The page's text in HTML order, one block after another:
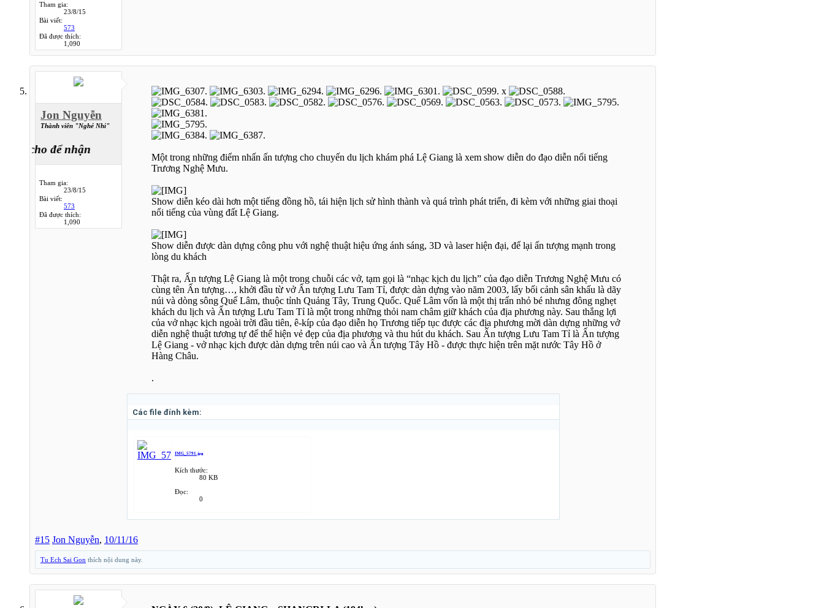
Tham gia:
23/8/15
Bài viết:
573
Đã được thích:
1,090
Jon Nguyễn
Thành viên "Nghé Nhi"
cho để nhận
Tham gia:
23/8/15
Bài viết:
573
Đã được thích:
1,090
x
Một trong những điểm nhấn ấn tượng cho chuyến du lịch khám phá Lệ Giang là xem show diễn do đạo diễn nổi tiếng
Trương Nghệ Mưu.
Show diễn kéo dài hơn một tiếng đồng hồ, tái hiện lịch sử hình thành và quá trình phát triển, đi kèm với những giai thoại
nổi tiếng của vùng đất Lệ Giang.
Show diễn được dàn dựng công phu với nghệ thuật hiệu ứng ánh sáng, 3D và laser hiện đại, để lại ấn tượng mạnh trong
lòng du khách
Thật ra, Ấn tượng Lệ Giang là một trong chuỗi các vở, tạm gọi là “nhạc kịch du lịch” của đạo diễn Trương Nghệ Mưu có
cùng tên Ấn tượng…, khởi đầu từ vở Ấn tượng Lưu Tam Tỉ, được dàn dựng vào năm 2003, lấy bối cảnh sân khấu là dãy
núi và dòng sông Quế Lâm, thuộc tỉnh Quảng Tây, Trung Quốc. Quế Lâm vốn là một thị trấn nhỏ bé nhưng đông nghẹt
khách du lịch và Ấn tượng Lưu Tam Tỉ là một trong những thỏi nam châm giữ khách của địa phương này. Sau thắng lợi
của vở nhạc kịch ngoài trời đầu tiên, ê-kíp của đạo diễn họ Trương tiếp tục được các địa phương mời dàn dựng những vở
diễn nghệ thuật tương tự để thể hiện vẻ đẹp của địa phương và thu hút du khách. Sau Ấn tượng Lưu Tam Tỉ là Ấn tượng
Lệ Giang - vở nhạc kịch được dàn dựng trên núi cao và Ấn tượng Tây Hồ - được thực hiện trên mặt nước Tây Hồ ở
Hàng Châu.
.
Các file đính kèm:
IMG_5791.jpg
Kích thước:
80 KB
Đọc:
0
#15 Jon Nguyễn, 10/11/16
Tu Ech Sai Gon thích nội dung này.